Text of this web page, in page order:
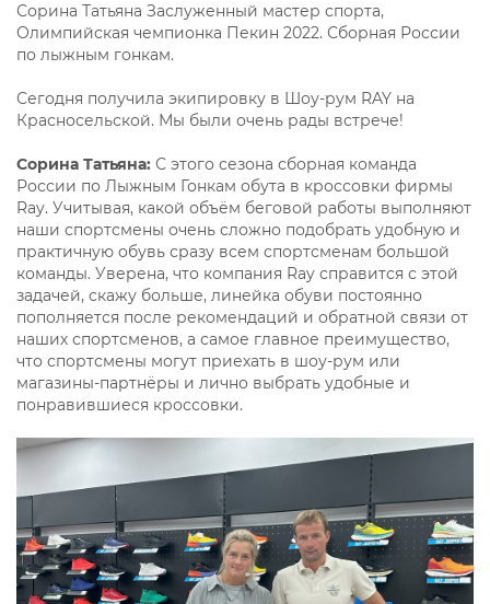
Сорина Татьяна Заслуженный мастер спорта,
Олимпийская чемпионка Пекин 2022. Сборная России
по лыжным гонкам.
Сегодня получила экипировку в Шоу-рум RAY на
Красносельской. Мы были очень рады встрече!
Сорина Татьяна: С этого сезона сборная команда
России по Лыжным Гонкам обута в кроссовки фирмы
Ray. Учитывая, какой объём беговой работы выполняют
наши спортсмены очень сложно подобрать удобную и
практичную обувь сразу всем спортсменам большой
команды. Уверена, что компания Ray справится с этой
задачей, скажу больше, линейка обуви постоянно
пополняется после рекомендаций и обратной связи от
наших спортсменов, а самое главное преимущество,
что спортсмены могут приехать в шоу-рум или
магазины-партнёры и лично выбрать удобные и
понравившиеся кроссовки.